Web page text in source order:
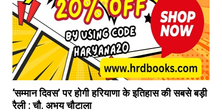
‘सम्मान दिवस’ पर होगी हरियाणा के इतिहास की सबसे बड़ी
रैली : चौ. अभय चौटाला